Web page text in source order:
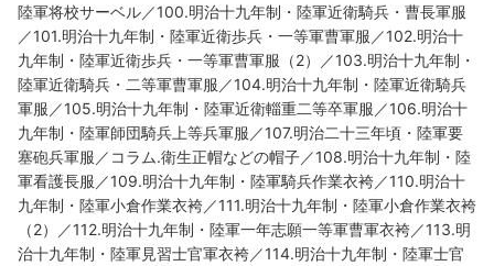
陸軍将校サーベル／100.明治十九年制・陸軍近衛騎兵・曹長軍服
／101.明治十九年制・陸軍近衛歩兵・一等軍曹軍服／102.明治十
九年制・陸軍近衛歩兵・一等軍曹軍服（2）／103.明治十九年制・
陸軍近衛騎兵・二等軍曹軍服／104.明治十九年制・陸軍近衛騎兵
軍服／105.明治十九年制・陸軍近衛輜重二等卒軍服／106.明治十
九年制・陸軍師団騎兵上等兵軍服／107.明治二十三年頃・陸軍要
塞砲兵軍服／コラム.衛生正帽などの帽子／108.明治十九年制・陸
軍看護長服／109.明治十九年制・陸軍騎兵作業衣袴／110.明治十
九年制・陸軍小倉作業衣袴／111.明治十九年制・陸軍小倉作業衣袴
（2）／112.明治十九年制・陸軍一年志願一等軍曹軍衣袴／113.明
治十九年制・陸軍見習士官軍衣袴／114.明治十九年制・陸軍士官